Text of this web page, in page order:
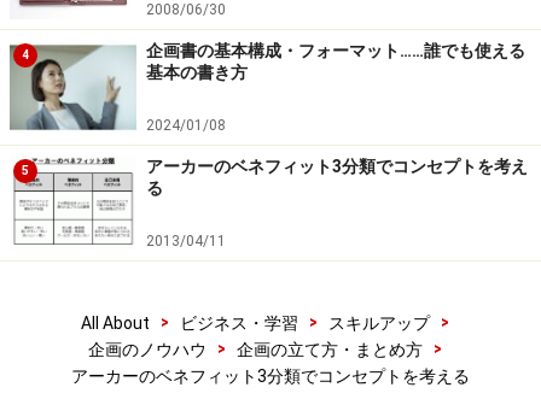
本記事の提案は、アーカーの3分類を知ることで、機能
的ベネフィットに捉われないプレゼンをしようというこ
とです。表現を変えれば、プレゼンのコンセプトが、受
け手にとっての最大価値になるように再解釈をしよう
と。
アーカーの言うとおり、機能面だけを語ったとしても、
それは受け手にとっての価値の一部でしかありません。
いわけではありませんよね。そのエンジン音を聞いたと
きの興奮であったり、その車を所有すること自体のステ
ータスだったりが価値なのですから。
2008/06/30
4
企画書の基本構成・フォーマット……誰でも使える
基本の書き方
2024/01/08
5
アーカーのベネフィット3分類でコンセプトを考え
る
2013/04/11
All About > ビジネス・学習 > スキルアップ
>
企画のノウハウ
> 企画の立て方・まとめ方
>
アーカーのベネフィット3分類でコンセプトを考える